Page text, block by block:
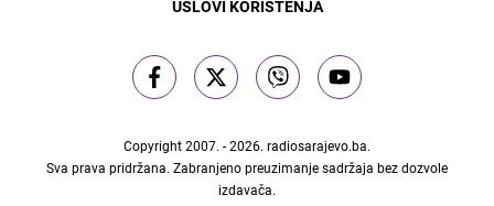
USLOVI KORIŠTENJA
Copyright 2007. - 2026. radiosarajevo.ba.
Sva prava pridržana. Zabranjeno preuzimanje sadržaja bez dozvole
izdavača.